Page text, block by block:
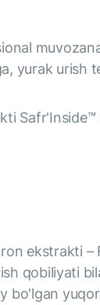
yurak urish
ekstrakti
qobiliyati